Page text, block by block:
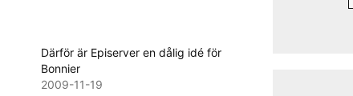
Därför är Episerver en dålig idé för
Bonnier
2009-11-19